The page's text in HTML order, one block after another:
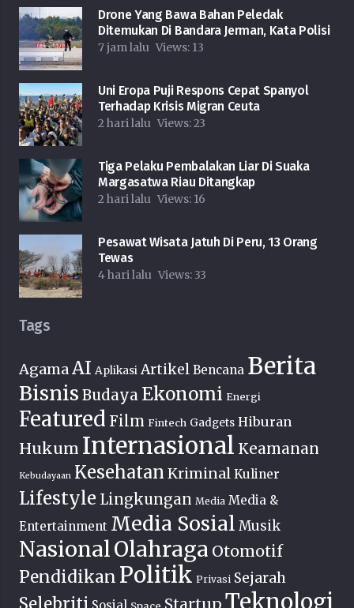
Drone Yang Bawa Bahan Peledak
Ditemukan Di Bandara Jerman, Kata Polisi
7 jam lalu Views: 13
Uni Eropa Puji Respons Cepat Spanyol
Terhadap Krisis Migran Ceuta
2 hari lalu Views:23
Tiga Pelaku Pembalakan Liar Di Suaka
Margasatwa Riau Ditangkap
2 hari lalu Views: 16
Pesawat Wisata Jatuh Di Peru, 13 Orang
Tewas
4 hari lalu Views: 33
Tags
AgamaAI Aplikasi Artikel Bencana Berita
Bisnis Budaya Ekonomi Energi
Featured Film Fintech Gadgets Hiburan
Hukum Internasional Keamanan
Kebudayaan Kesehatan Kriminal Kuliner
Lifestyle Lingkungan Media Media &
Entertainment Media Sosial Musik
NasionalOlahraga Otomotif
Pendidikan Politik Privasi Sejarah
Startup Teknologi